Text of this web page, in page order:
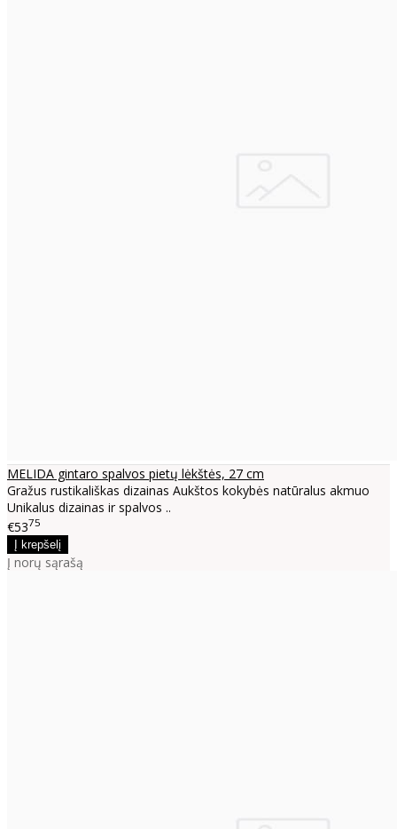
MELIDA gintaro spalvos pietų lėkštės, 27 cm
Gražus rustikališkas dizainas Aukštos kokybės natūralus akmuo
Unikalus dizainas ir spalvos ..
€5375
Į norų sąrašą